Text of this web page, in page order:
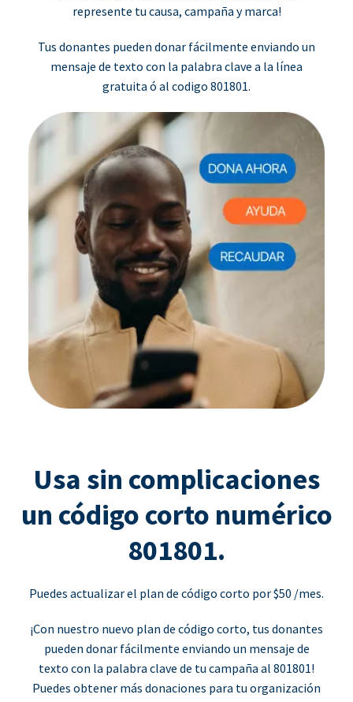
represente tu causa, campaña y marca!
Tus donantes pueden donar fácilmente enviando un
mensaje de texto con la palabra clave a la línea
gratuita ó al codigo 801801.
Usa sin complicaciones
un código corto numérico
801801.
Puedes actualizar el plan de código corto por $50 /mes.
¡Con nuestro nuevo plan de código corto, tus donantes
pueden donar fácilmente enviando un mensaje de
texto con la palabra clave de tu campaña al 801801!
Puedes obtener más donaciones para tu organización